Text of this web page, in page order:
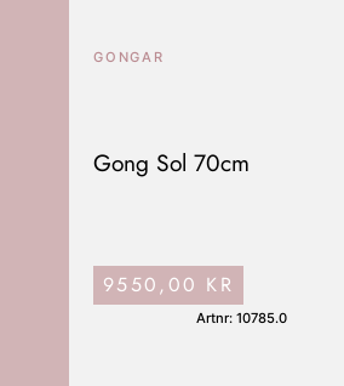
GONGAR
Gong Sol 70cm
9550,00 KR
Artnr: 10785.0